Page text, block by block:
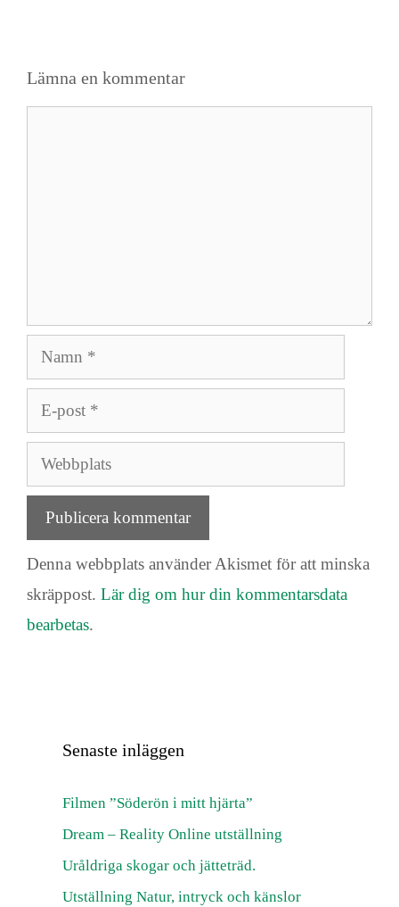
Lämna en kommentar
Namn
E-
post
Webbplats
Denna webbplats använder Akismet för att minska
skräppost. Lär dig om hur din kommentarsdata
bearbetas.
Senaste inläggen
Filmen ”Söderön i mitt hjärta”
Dream – Reality Online utställning
Uråldriga skogar och jätteträd.
Utställning Natur, intryck och känslor